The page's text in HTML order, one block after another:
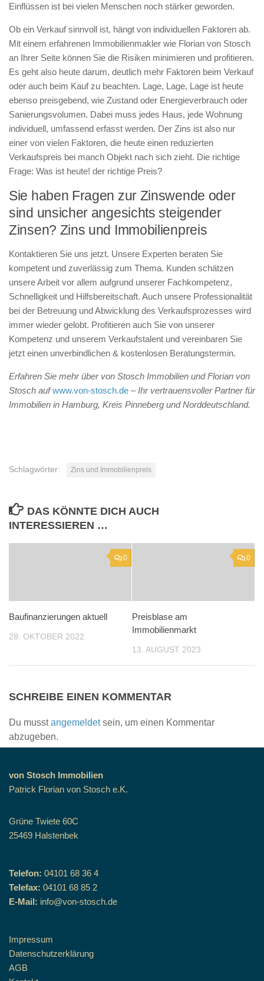
Einflüssen ist bei vielen Menschen noch stärker geworden.
Ob ein Verkauf sinnvoll ist, hängt von individuellen Faktoren ab.
Mit einem erfahrenen Immobilienmakler wie Florian von Stosch
an Ihrer Seite können Sie die Risiken minimieren und profitieren.
Es geht also heute darum, deutlich mehr Faktoren beim Verkauf
oder auch beim Kauf zu beachten. Lage, Lage, Lage ist heute
ebenso preisgebend, wie Zustand oder Energieverbrauch oder
Sanierungsvolumen. Dabei muss jedes Haus, jede Wohnung
individuell, umfassend erfasst werden. Der Zins ist also nur
einer von vielen Faktoren, die heute einen reduzierten
Verkaufspreis bei manch Objekt nach sich zieht. Die richtige
Frage: Was ist heute! der richtige Preis?
Sie haben Fragen zur Zinswende oder
sind unsicher angesichts steigender
Zinsen? Zins und Immobilienpreis
Kontaktieren Sie uns jetzt. Unsere Experten beraten Sie
kompetent und zuverlässig zum Thema. Kunden schätzen
unsere Arbeit vor allem aufgrund unserer Fachkompetenz,
Schnelligkeit und Hilfsbereitschaft. Auch unsere Professionalität
bei der Betreuung und Abwicklung des Verkaufsprozesses wird
immer wieder gelobt. Profitieren auch Sie von unserer
Kompetenz und unserem Verkaufstalent und vereinbaren Sie
jetzt einen unverbindlichen & kostenlosen Beratungstermin.
Erfahren Sie mehr über von Stosch Immobilien und Florian von
Stosch auf www.von-stosch.de – Ihr vertrauensvoller Partner für
Immobilien in Hamburg, Kreis Pinneberg und Norddeutschland.
Schlagwörter: Zins und Immobilienpreis
DAS KÖNNTE DICH AUCH
INTERESSIEREN …
0
Baufinanzierungen aktuell
28. OKTOBER 2022
0
Preisblase am
Immobilienmarkt
13. AUGUST 2023
SCHREIBE EINEN KOMMENTAR
Du musstangemeldetsein, um einen Kommentar
abzugeben.
von Stosch Immobilien
Patrick Florian von Stosch e.K.
Grüne Twiete 60C
25469 Halstenbek
Telefon: 04101 68 36 4
Telefax: 04101 68 85 2
E-Mail: info@von-stosch.de
Impressum
Datenschutzerklärung
AGB